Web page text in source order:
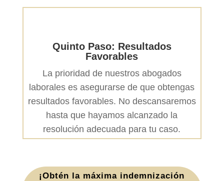
Quinto Paso: Resultados
Favorables
La prioridad de nuestros abogados
laborales es asegurarse de que obtengas
resultados favorables. No descansaremos
hasta que hayamos alcanzado la
resolución adecuada para tu caso.
¡Obtén la máxima indemnización